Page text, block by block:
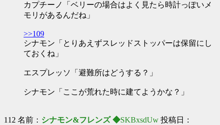
カプチーノ「ベリーの場合はよく見たら時計っぽいメ
モリがあるんだね」
>>109
シナモン「とりあえずスレッドストッパーは保留にし
ておくね」
エスプレッソ「避難所はどうする？」
シナモン「ここが荒れた時に建てようかな？」
112 名前： シナモン&フレンズ ◆SKBxsdUw 投稿日：